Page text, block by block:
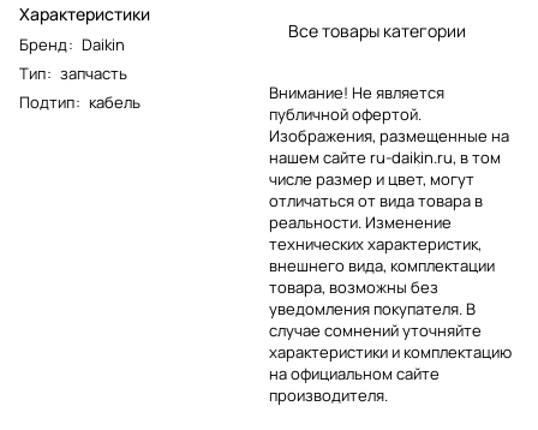
Характеристики
Бренд: Daikin
Тип: запчасть
Подтип: кабель
Все товары категории
Внимание! Не является
публичной офертой.
Изображения, размещенные на
нашем сайте ru-daikin.ru, в том
числе размер и цвет, могут
отличаться от вида товара в
реальности. Изменение
технических характеристик,
внешнего вида, комплектации
товара, возможны без
уведомления покупателя. В
случае сомнений уточняйте
характеристики и комплектацию
на официальном сайте
производителя.